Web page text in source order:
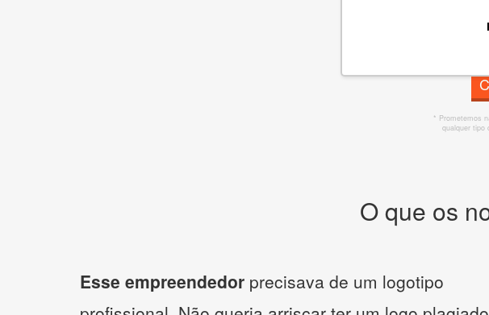
* Prometemos
qualquer tipo
O que os
Esse empreendedor precisava de um logotipo